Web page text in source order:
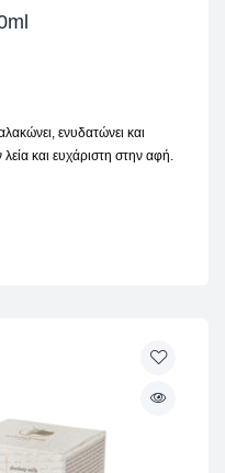
ενυδατώνει και
και ευχάριστη στην αφή.